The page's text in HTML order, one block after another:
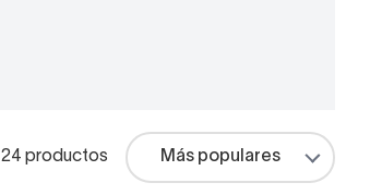
24 productos